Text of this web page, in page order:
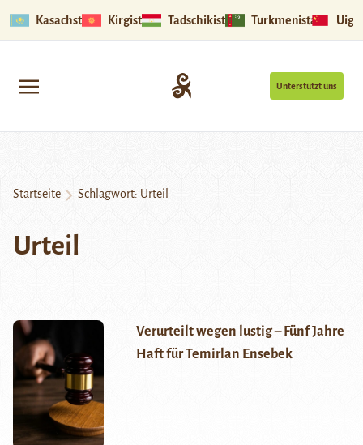
Kasachstan Kirgistan Tadschikistan Turkmenistan
Unterstützt uns
Startseite Schlagwort: Urteil
Urteil
Verurteilt wegen lustig – Fünf Jahre
Haft für Temirlan Ensebek